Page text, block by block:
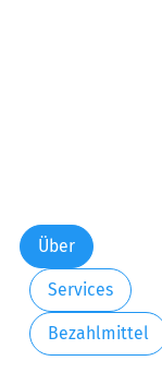
Über
Services
Bezahlmittel